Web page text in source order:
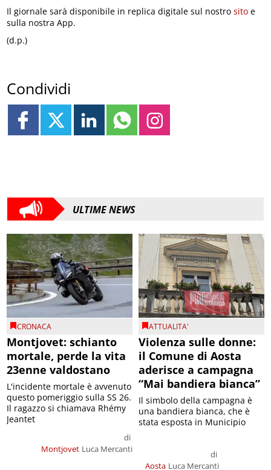
Il giornale sarà disponibile in replica digitale sul nostrosito e
sulla nostra App.
(d.p.)
Condividi
ULTIME NEWS
CRONACA
Montjovet: schianto
mortale, perde la vita
23enne valdostano
Montjovet
di
Luca Mercanti
L'incidente mortale è avvenuto
questo pomeriggio sulla SS 26.
Il ragazzo si chiamava Rhémy
Jeantet
ATTUALITA'
Violenza sulle donne:
il Comune di Aosta
aderisce a campagna
“Mai bandiera bianca”
Aosta
di
Luca Mercanti
Il simbolo della campagna è
una bandiera bianca, che è
stata esposta in Municipio